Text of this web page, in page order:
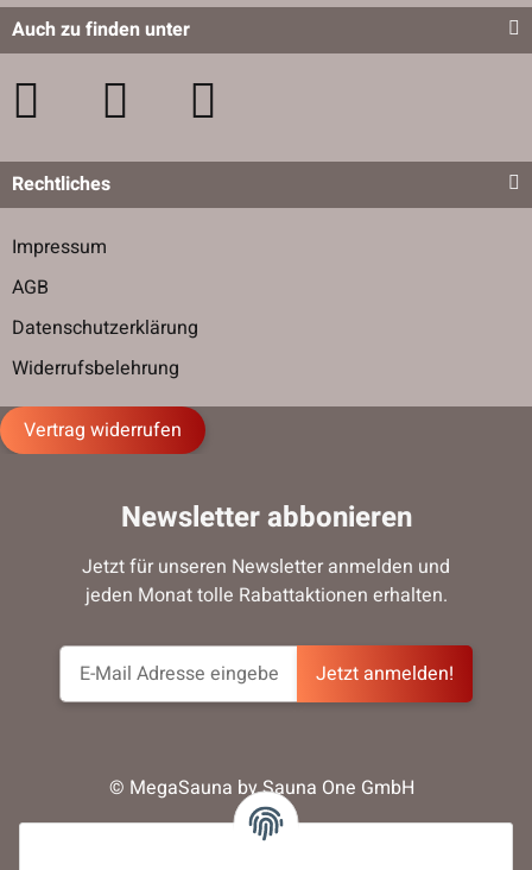
Auch zu finden unter
Rechtliches
Impressum
AGB
Datenschutzerklärung
Widerrufsbelehrung
Vertrag widerrufen
Newsletter abbonieren
Jetzt anmelden!
Jetzt für unseren Newsletter anmelden und
jeden Monat tolle Rabattaktionen erhalten.
© MegaSauna by Sauna One GmbH